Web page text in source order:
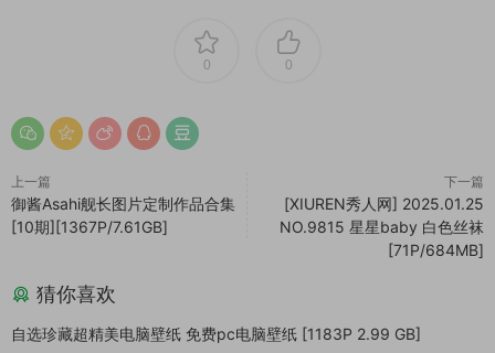
0 0
上一篇
御酱Asahi舰长图片定制作品合集
[10期][1367P/7.61GB]
下一篇
[XIUREN秀人网] 2025.01.25
NO.9815 星星baby 白色丝袜
[71P/684MB]
猜你喜欢
自选珍藏超精美电脑壁纸 免费pc电脑壁纸 [1183P 2.99 GB]